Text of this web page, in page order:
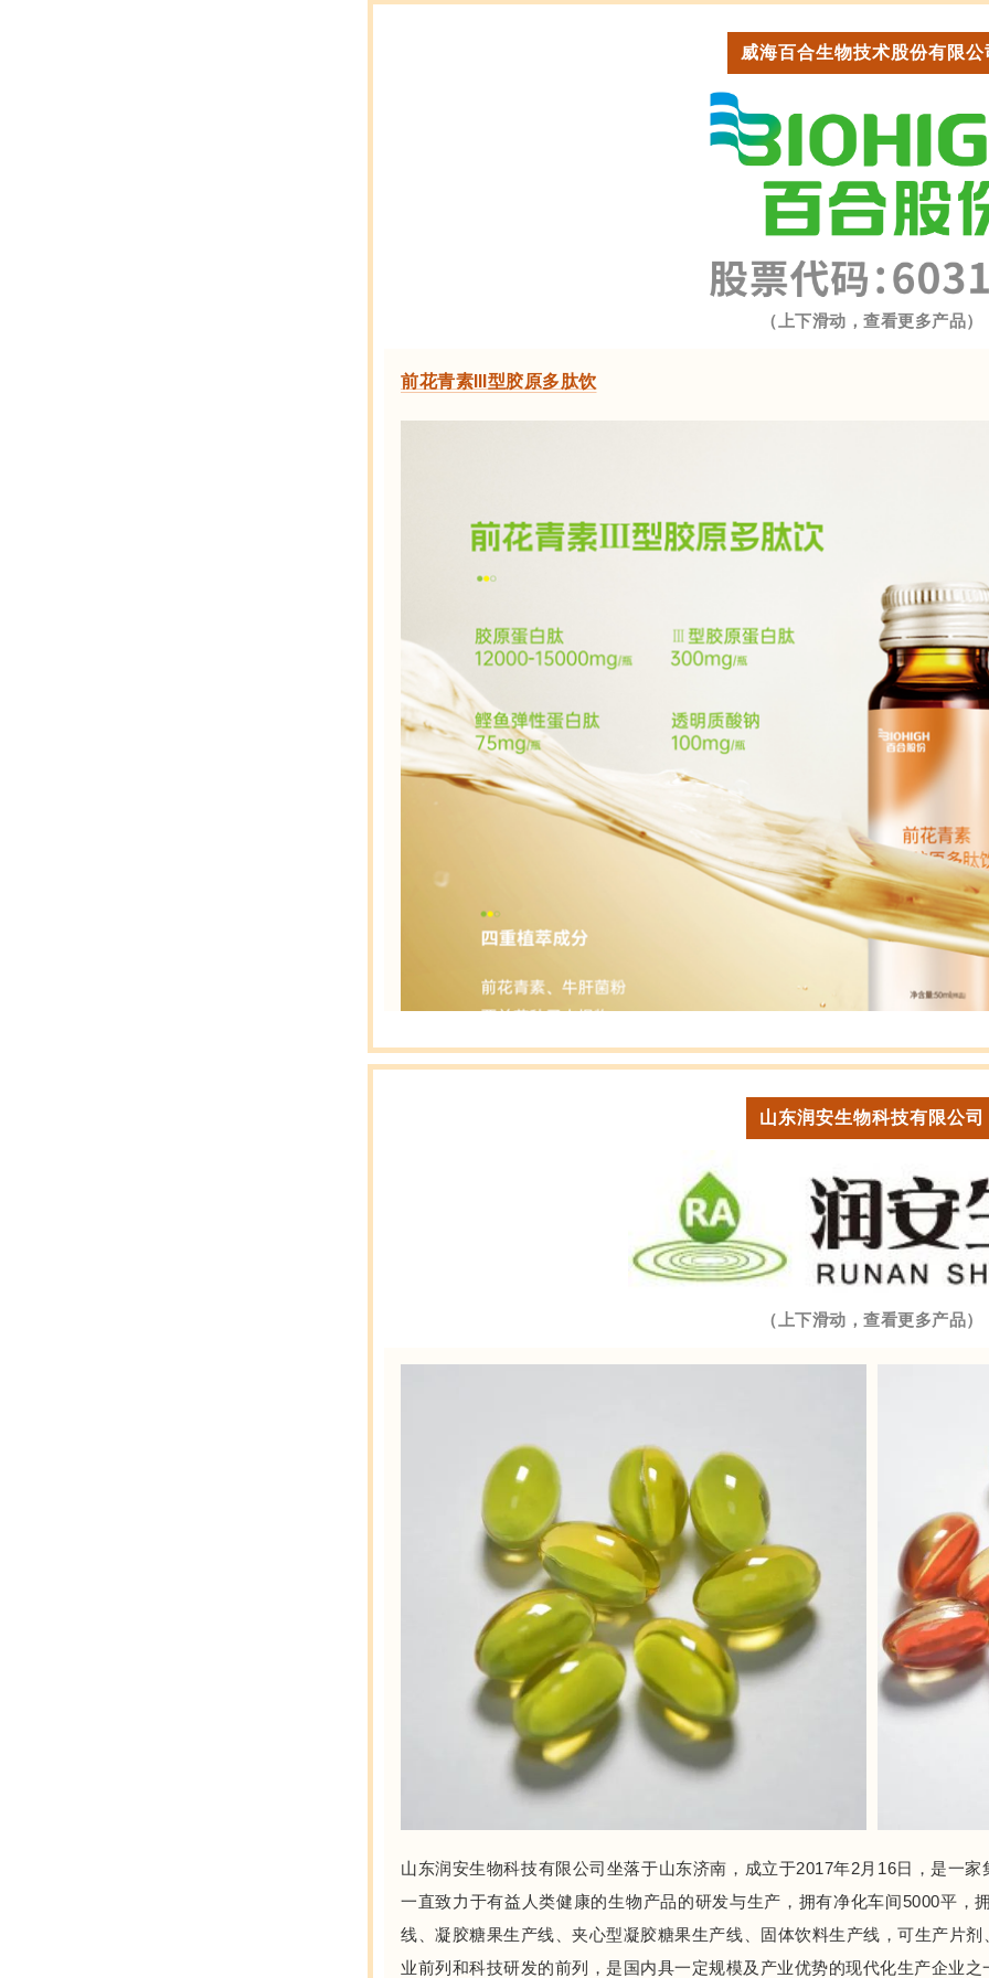
威海百合生物技术股份有限公
（上下滑动，查看更多产品）
前花青素Ⅲ型胶原多肽饮
人体衰老表现为真皮层的胶原蛋白流失，胶原蛋白的含量随着年龄增长而不
型胶原蛋白流失速度比I型胶原蛋白更快。
目前市场中，饮品为当下最主流的口服胶原蛋白肽产品形态。百合股份作为
点及考虑因素，配方创新，使用前瞻性原料打造一款——“前花青素Ⅲ型胶
充，胶原含量达到15000mg/瓶 ，同时添加了海岸松来源的前花青素及牛
山东润安生物科技有限公司
（上下滑动，查看更多产品）
山东润安生物科技有限公司坐落于山东济南，成立于2017年2月16日，是一
一直致力于有益人类健康的生物产品的研发与生产，拥有净化车间5000平，
线、凝胶糖果生产线、夹心型凝胶糖果生产线、固体饮料生产线，可生产片
业前列和科技研发的前列，是国内具一定规模及产业优势的现代化生产企业之